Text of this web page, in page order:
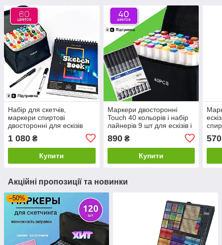
Набір для скетчів,
маркери спиртові
двосторонні для ескізів
Touch Smooth 60 кольорів
+ скетчбук А4
1 080 ₴
Купити
Маркери двосторонні
Touch 40 кольорів і набір
лайнерів 9 шт для ескізів і
скетчів, набір фломастерів
890₴
Купити
570
Акційні пропозиції та новинки
–50%